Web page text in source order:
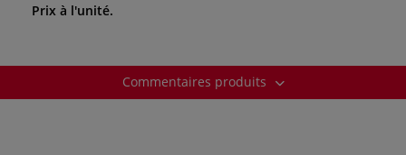
Prix à l'unité.
Commentaires produits